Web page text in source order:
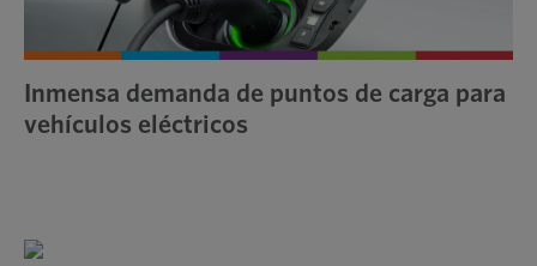
Inmensa demanda de puntos de carga para
vehículos eléctricos